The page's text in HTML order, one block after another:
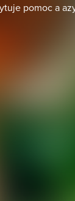
pomoc a